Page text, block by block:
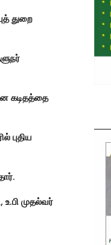
துறை
கடிதத்தை
புதிய
உ.பி முதல்வர்